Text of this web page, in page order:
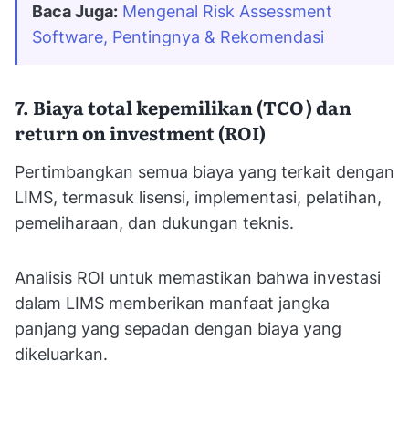
Baca Juga: Mengenal Risk Assessment
Software, Pentingnya & Rekomendasi
7. Biaya total kepemilikan (TCO) dan
return on investment (ROI)
Pertimbangkan semua biaya yang terkait dengan
LIMS, termasuk lisensi, implementasi, pelatihan,
pemeliharaan, dan dukungan teknis.
Analisis ROI untuk memastikan bahwa investasi
dalam LIMS memberikan manfaat jangka
panjang yang sepadan dengan biaya yang
dikeluarkan.